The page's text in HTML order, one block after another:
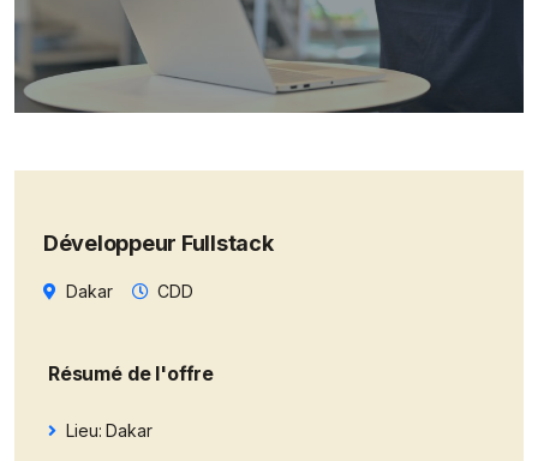
Développeur Fullstack
Dakar CDD
Résumé de l'offre
Lieu: Dakar